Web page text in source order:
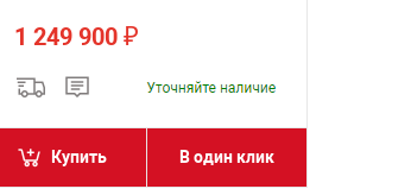
1 249 900₽
Купить В один клик